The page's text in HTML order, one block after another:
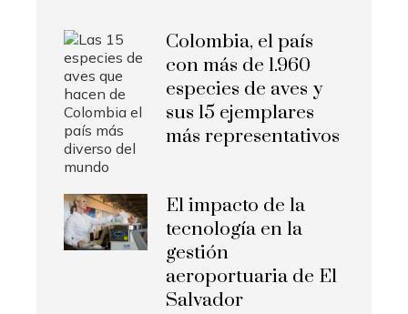
Colombia, el país
con más de 1.960
especies de aves y
sus 15 ejemplares
más representativos
El impacto de la
tecnología en la
gestión
aeroportuaria de El
Salvador